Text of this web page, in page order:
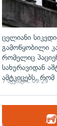
ცელიანი
გამოწყობილი
რომელიც
სახურავიდან
ამტკიცებს, რომ
7 აგვისტო, 09:29